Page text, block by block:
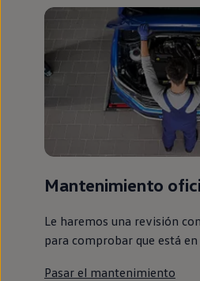
Mantenimiento
Le haremos una revisión
para comprobar que está
Pasar el mantenimiento